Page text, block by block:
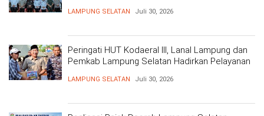
LAMPUNG SELATAN Juli 30, 2026
Peringati HUT Kodaeral III, Lanal Lampung dan
Pemkab Lampung Selatan Hadirkan Pelayanan
LAMPUNG SELATAN Juli 30, 2026